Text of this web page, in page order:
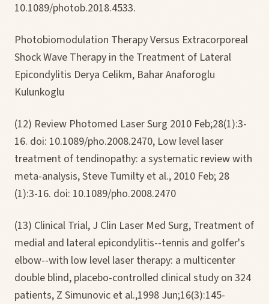
10.1089/photob.2018.4533.
Photobiomodulation Therapy Versus Extracorporeal
Shock Wave Therapy in the Treatment of Lateral
Epicondylitis Derya Celikm, Bahar Anaforoglu
Kulunkoglu
(12) Review Photomed Laser Surg 2010 Feb;28(1):3-
16. doi: 10.1089/pho.2008.2470, Low level laser
treatment of tendinopathy: a systematic review with
meta-analysis, Steve Tumilty et al., 2010 Feb; 28
(1):3-16. doi: 10.1089/pho.2008.2470
(13) Clinical Trial, J Clin Laser Med Surg, Treatment of
medial and lateral epicondylitis--tennis and golfer's
elbow--with low level laser therapy: a multicenter
double blind, placebo-controlled clinical study on 324
patients, Z Simunovic et al.,1998 Jun;16(3):145-